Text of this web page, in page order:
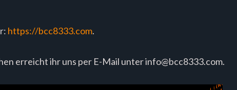
https://bcc8333.com.
erreicht ihr uns per E-Mail unterinfo@bcc8333.com.